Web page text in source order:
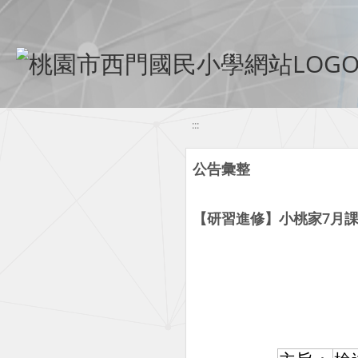
移至網頁之主要內容區位置
:::
公告彙整
【研習進修】小桃家7月